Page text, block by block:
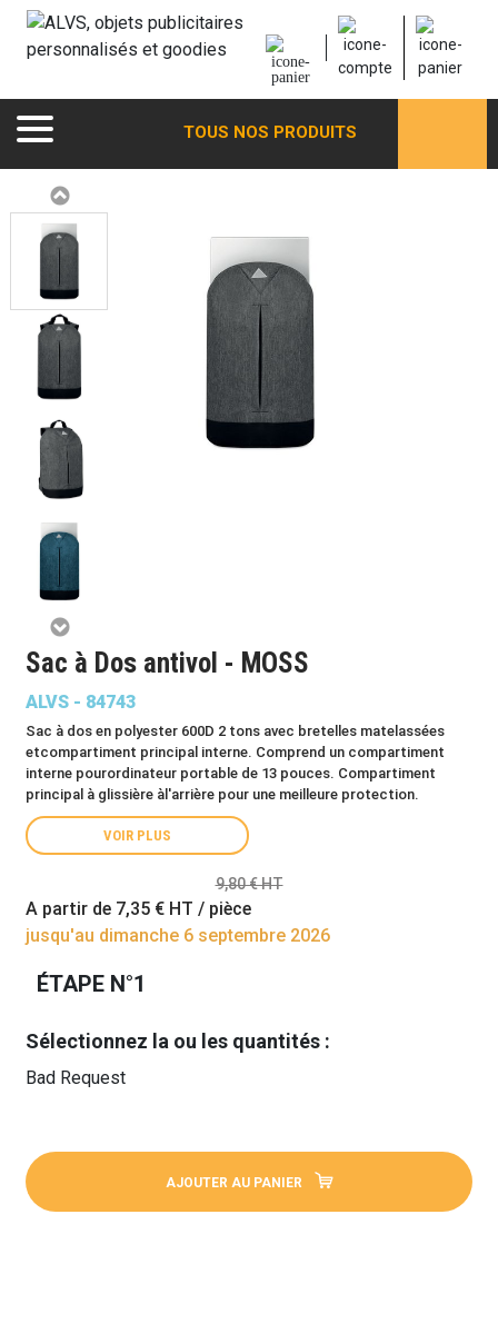
TOUS NOS PRODUITS
Sac à Dos antivol - MOSS
ALVS - 84743
Sac à dos en polyester 600D 2 tons avec bretelles matelassées
etcompartiment principal interne. Comprend un compartiment
interne pourordinateur portable de 13 pouces. Compartiment
principal à glissière àl'arrière pour une meilleure protection.
VOIR PLUS
9,80 € HT
A partir de 7,35 € HT / pièce
jusqu'au dimanche 6 septembre 2026
ÉTAPE N°1
Sélectionnez la ou les quantités :
Bad Request
AJOUTER AU PANIER